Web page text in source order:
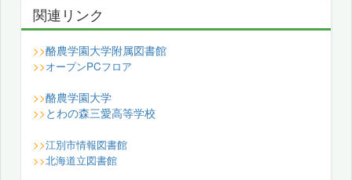
関連リンク
>>酪農学園大学附属図書館
>>オープンPCフロア
>>酪農学園大学
>> とわの森三愛高等学校
>>江別市情報図書館
>>北海道立図書館